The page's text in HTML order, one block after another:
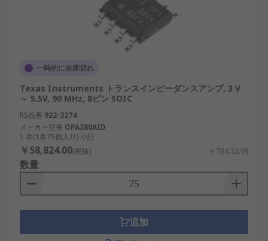
一時的に在庫切れ
Texas Instruments トランスインピーダンスアンプ, 3 V
～ 5.5V, 90 MHz, 8ピン SOIC
RS品番 922-3274
メーカー型番 OPA380AID
1 本(1本75個入り) 小計：
￥58,824.00(税抜) ￥784.32/個
数量
追加